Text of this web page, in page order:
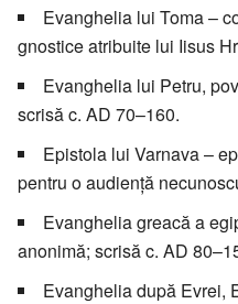
Evanghelia lui Toma –
gnostice atribuite lui Iisus
Evanghelia lui Petru,
scrisă c. AD 70–160.
Epistola lui Varnava –
pentru o audienţă
Evanghelia greacă a
anonimă; scrisă c. AD
Evanghelia după Evrei,